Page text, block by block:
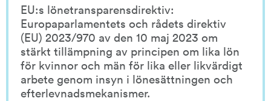
EU:s lönetransparensdirektiv:
Europaparlamentets och rådets direktiv
(EU) 2023/970 av den 10 maj 2023 om
stärkt tillämpning av principen om lika lön
för kvinnor och män för lika eller likvärdigt
arbete genom insyn i lönesättningen och
efterlevnadsmekanismer.